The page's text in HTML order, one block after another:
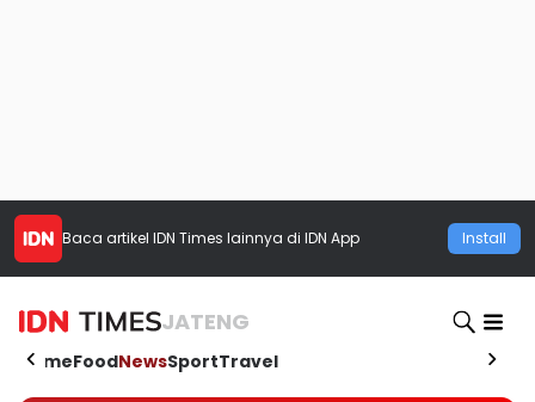
Baca artikel IDN Times lainnya di IDN App Install
JATENG
HomeFoodNewsSportTravel